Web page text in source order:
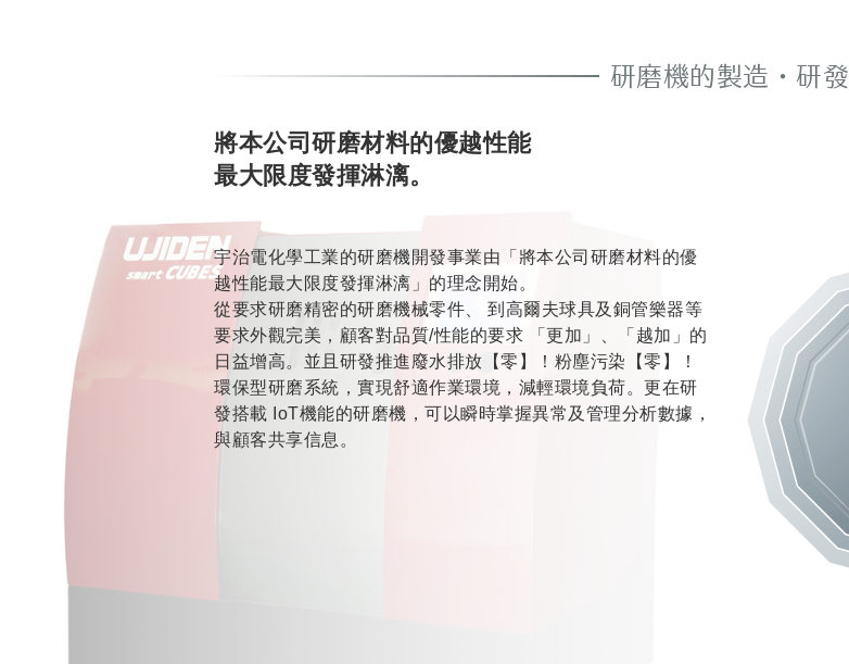
研磨機的製造・研發
將本公司研磨材料的優越性能
最大限度發揮淋漓。
宇治電化學工業的研磨機開發事業由「將本公司研磨材料的優
越性能最大限度發揮淋漓」的理念開始。
從要求研磨精密的研磨機械零件、 到高爾夫球具及銅管樂器等
要求外觀完美，顧客對品質/性能的要求 「更加」、「越加」的
日益增高。並且研發推進廢水排放【零】！粉塵污染【零】！
環保型研磨系統，實現舒適作業環境，減輕環境負荷。更在研
發搭載 IoT機能的研磨機，可以瞬時掌握異常及管理分析數據，
與顧客共享信息。